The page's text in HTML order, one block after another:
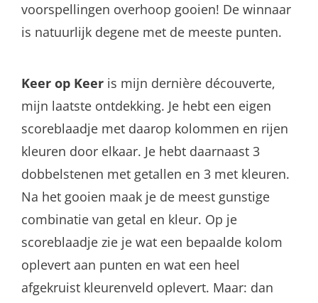
voorspellingen overhoop gooien! De winnaar
is natuurlijk degene met de meeste punten.
Keer op Keeris mijn dernière découverte,
mijn laatste ontdekking. Je hebt een eigen
scoreblaadje met daarop kolommen en rijen
kleuren door elkaar. Je hebt daarnaast 3
dobbelstenen met getallen en 3 met kleuren.
Na het gooien maak je de meest gunstige
combinatie van getal en kleur. Op je
scoreblaadje zie je wat een bepaalde kolom
oplevert aan punten en wat een heel
afgekruist kleurenveld oplevert. Maar: dan